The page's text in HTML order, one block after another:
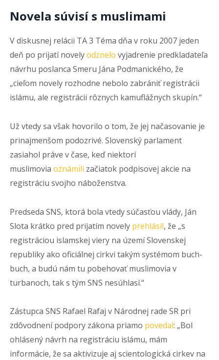
Novela súvisí s muslimami
V diskusnej relácii TA 3 Téma dňa v roku 2007 jeden
deň po prijatí novelyodznelo vyjadrenie predkladateľa
návrhu poslanca Smeru Jána Podmanického, že
„cieľom novely rozhodne nebolo zabrániť registrácii
islámu, ale registrácii rôznych kamuflážnych skupín.“
Už vtedy sa však hovorilo o tom, že jej načasovanie je
prinajmenšom podozrivé. Slovenský parlament
zasiahol práve v čase, keď niektorí
muslimovia oznámili začiatok podpisovej akcie na
registráciu svojho náboženstva.
Predseda SNS, ktorá bola vtedy súčasťou vlády, Ján
Slota krátko pred prijatím novely prehlásil, že „s
registráciou islamskej viery na území Slovenskej
republiky ako oficiálnej cirkvi takým systémom buch-
buch, a budú nám tu pobehovať muslimovia v
turbanoch, tak s tým SNS nesúhlasí.“
Zástupca SNS Rafael Rafaj v Národnej rade SR pri
zdôvodnení podpory zákona priamo povedal: „Bol
ohlásený návrh na registráciu islámu, mám
informácie, že sa aktivizuje aj scientologická cirkev na